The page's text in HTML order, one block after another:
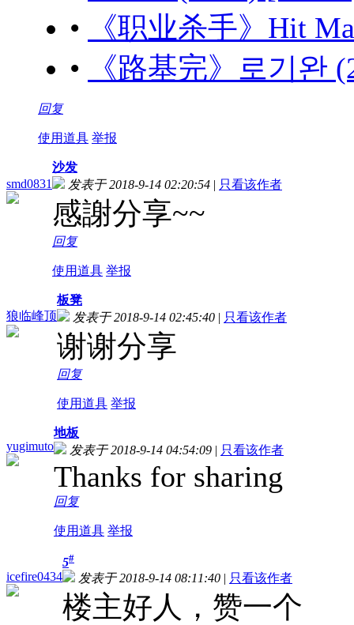
•
《职业杀手》Hit
•
《路基完》로기완
回复
使用道具 举报
smd0831
沙发
发表于 2018-9-14 02:20:54 | 只看该作者
感謝分享~~
回复
使用道具 举报
狼临峰顶
板凳
发表于 2018-9-14 02:45:40 | 只看该作者
谢谢分享
回复
使用道具 举报
yugimuto
地板
发表于 2018-9-14 04:54:09 | 只看该作者
Thanks for sharing
回复
使用道具 举报
icefire0434
5#
发表于 2018-9-14 08:11:40 | 只看该作者
楼主好人，赞一个